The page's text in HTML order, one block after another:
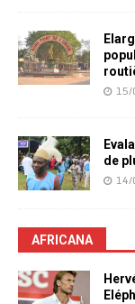
de
AFRICANA